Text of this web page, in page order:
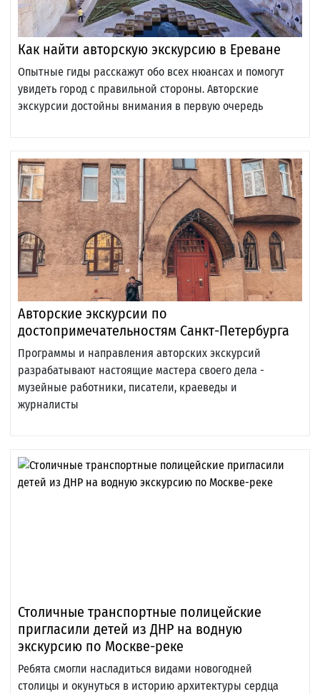
Как найти авторскую экскурсию в Ереване
Опытные гиды расскажут обо всех нюансах и помогут
увидеть город с правильной стороны. Авторские
экскурсии достойны внимания в первую очередь
Авторские экскурсии по
достопримечательностям Санкт-Петербурга
Программы и направления авторских экскурсий
разрабатывают настоящие мастера своего дела -
музейные работники, писатели, краеведы и
журналисты
Столичные транспортные полицейские
пригласили детей из ДНР на водную
экскурсию по Москве-реке
Ребята смогли насладиться видами новогодней
столицы и окунуться в историю архитектуры сердца